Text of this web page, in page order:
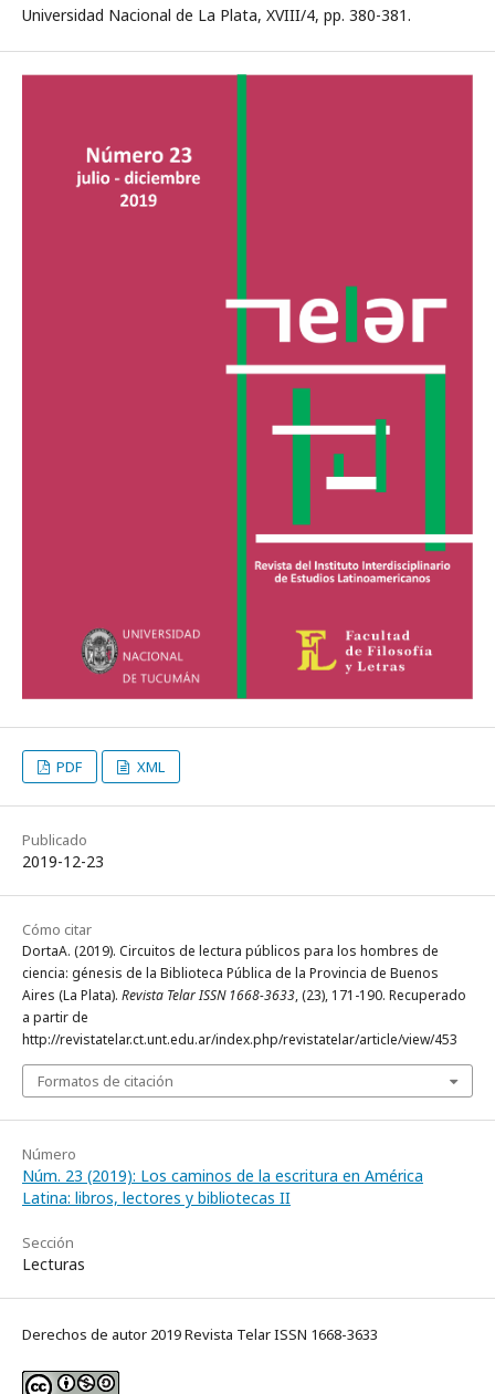
Universidad Nacional de La Plata, XVIII/4, pp. 380-381.
PDF XML
Publicado
2019-12-23
Cómo citar
DortaA. (2019). Circuitos de lectura públicos para los hombres de
ciencia: génesis de la Biblioteca Pública de la Provincia de Buenos
Aires (La Plata). Revista Telar ISSN 1668-3633, (23), 171-190. Recuperado
a partir de
http://revistatelar.ct.unt.edu.ar/index.php/revistatelar/article/view/453
Formatos de citación
Número
Núm. 23 (2019): Los caminos de la escritura en América
Latina: libros, lectores y bibliotecas II
Sección
Lecturas
Derechos de autor 2019 Revista Telar ISSN 1668-3633